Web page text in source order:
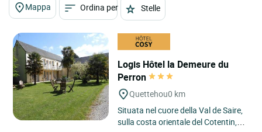
Mappa Ordina per Stelle
Logis Hôtel la Demeure du
Perron
Quettehou0 km
Situata nel cuore della Val de Saire,
sulla costa orientale del Cotentin,